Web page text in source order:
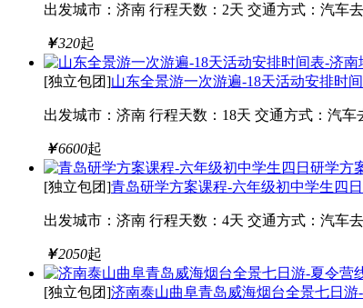
出发城市：济南 行程天数：2天 交通方式：汽车
￥320起
[独立包团]山东全景游一次游遍-18天活动安排时
出发城市：济南 行程天数：18天 交通方式：汽车
￥6600起
[独立包团]青岛研学方案课程-六年级初中学生四
出发城市：济南 行程天数：4天 交通方式：汽车
￥2050起
[独立包团]济南泰山曲阜青岛威海烟台全景七日